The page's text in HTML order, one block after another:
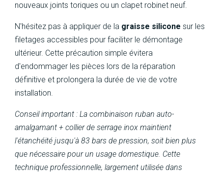
nouveaux joints toriques ou un clapet robinet neuf.
N'hésitez pas à appliquer de la graisse silicone sur les
filetages accessibles pour faciliter le démontage
ultérieur. Cette précaution simple évitera
d'endommager les pièces lors de la réparation
définitive et prolongera la durée de vie de votre
installation.
Conseil important : La combinaison ruban auto-
amalgamant + collier de serrage inox maintient
l'étanchéité jusqu'à 83 bars de pression, soit bien plus
que nécessaire pour un usage domestique. Cette
technique professionnelle, largement utilisée dans